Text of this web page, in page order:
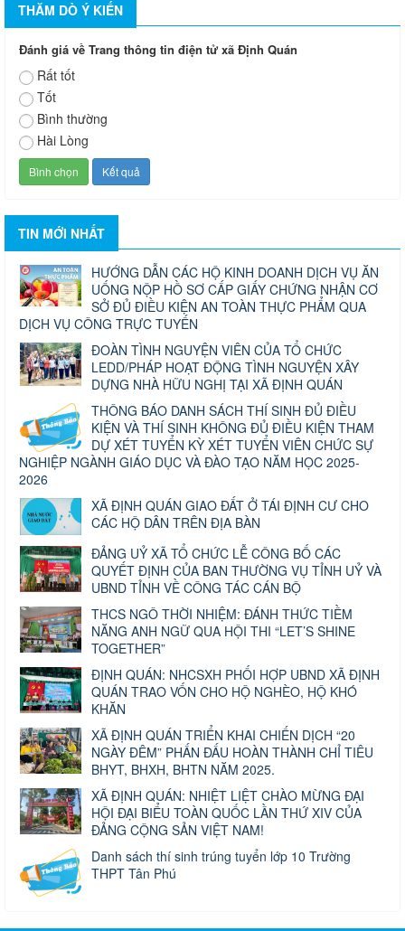
THĂM DÒ Ý KIẾN
Đánh giá về Trang thông tin điện tử xã Định Quán
Rất tốt
Tốt
Bình thường
Hài Lòng
TIN MỚI NHẤT
HƯỚNG DẪN CÁC HỘ KINH DOANH DỊCH VỤ ĂN
UỐNG NỘP HỒ SƠ CẤP GIẤY CHỨNG NHẬN CƠ
SỞ ĐỦ ĐIỀU KIỆN AN TOÀN THỰC PHẨM QUA
DỊCH VỤ CÔNG TRỰC TUYẾN
ĐOÀN TÌNH NGUYỆN VIÊN CỦA TỔ CHỨC
LEDD/PHÁP HOẠT ĐỘNG TÌNH NGUYỆN XÂY
DỰNG NHÀ HỮU NGHỊ TẠI XÃ ĐỊNH QUÁN
THÔNG BÁO DANH SÁCH THÍ SINH ĐỦ ĐIỀU
KIỆN VÀ THÍ SINH KHÔNG ĐỦ ĐIỀU KIỆN THAM
DỰ XÉT TUYỂN KỲ XÉT TUYỂN VIÊN CHỨC SỰ
NGHIỆP NGÀNH GIÁO DỤC VÀ ĐÀO TẠO NĂM HỌC 2025-
2026
XÃ ĐỊNH QUÁN GIAO ĐẤT Ở TÁI ĐỊNH CƯ CHO
CÁC HỘ DÂN TRÊN ĐỊA BÀN
ĐẢNG UỶ XÃ TỔ CHỨC LỄ CÔNG BỐ CÁC
QUYẾT ĐỊNH CỦA BAN THƯỜNG VỤ TỈNH UỶ VÀ
UBND TỈNH VỀ CÔNG TÁC CÁN BỘ
THCS NGÔ THỜI NHIỆM: ĐÁNH THỨC TIỀM
NĂNG ANH NGỮ QUA HỘI THI “LET’S SHINE
TOGETHER”
ĐỊNH QUÁN: NHCSXH PHỐI HỢP UBND XÃ ĐỊNH
QUÁN TRAO VỐN CHO HỘ NGHÈO, HỘ KHÓ
KHĂN
XÃ ĐỊNH QUÁN TRIỂN KHAI CHIẾN DỊCH “20
NGÀY ĐÊM” PHẤN ĐẤU HOÀN THÀNH CHỈ TIÊU
BHYT, BHXH, BHTN NĂM 2025.
XÃ ĐỊNH QUÁN: NHIỆT LIỆT CHÀO MỪNG ĐẠI
HỘI ĐẠI BIỂU TOÀN QUỐC LẦN THỨ XIV CỦA
ĐẢNG CỘNG SẢN VIỆT NAM!
Danh sách thí sinh trúng tuyển lớp 10 Trường
THPT Tân Phú